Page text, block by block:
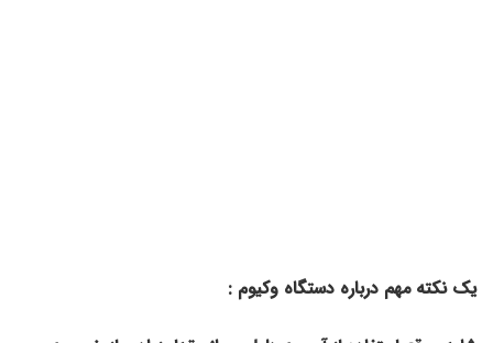
یک نکته مهم درباره دستگاه وکیوم :